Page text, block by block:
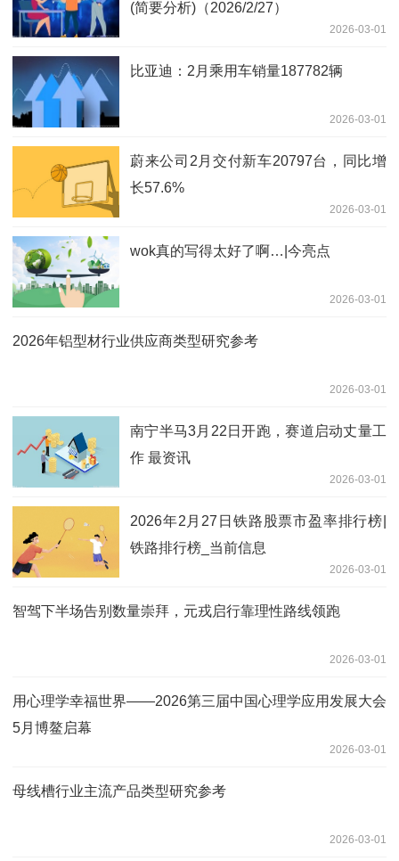
(简要分析)（2026/2/27）
2026-03-01
比亚迪：2月乘用车销量187782辆
2026-03-01
蔚来公司2月交付新车20797台，同比增
长57.6%
2026-03-01
wok真的写得太好了啊…|今亮点
2026-03-01
2026年铝型材行业供应商类型研究参考
2026-03-01
南宁半马3月22日开跑，赛道启动丈量工
作 最资讯
2026-03-01
2026年2月27日铁路股票市盈率排行榜|
铁路排行榜_当前信息
2026-03-01
智驾下半场告别数量崇拜，元戎启行靠理性路线领跑
2026-03-01
用心理学幸福世界——2026第三届中国心理学应用发展大会
5月博鳌启幕
2026-03-01
母线槽行业主流产品类型研究参考
2026-03-01